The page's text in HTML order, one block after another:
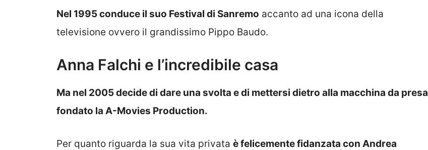
Nel 1995 conduce il suo Festival di Sanremo accanto ad una icona della
televisione ovvero il grandissimo Pippo Baudo.
Anna Falchi e l’incredibile casa
Ma nel 2005 decide di dare una svolta e di mettersi dietro alla macchina da presa
fondato la A-Movies Production.
Per quanto riguarda la sua vita privata è felicemente fidanzata con Andrea